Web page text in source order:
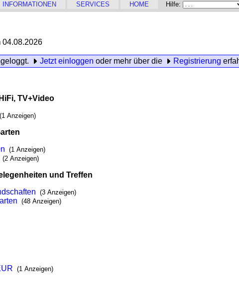
INFORMATIONEN SERVICES HOME Hilfe:
04.08.2026
Jetzt einloggen oder mehr über die Registrierung
TV+Video
(1 Anzeigen)
(1 Anzeigen)
(2 Anzeigen)
und Treffen
(3 Anzeigen)
(48 Anzeigen)
(1 Anzeigen)